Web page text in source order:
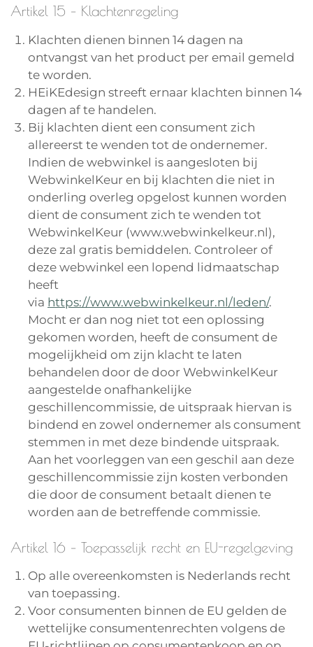
Artikel 15 – Klachtenregeling
Klachten dienen binnen 14 dagen na
ontvangst van het product per email gemeld
te worden.
HEiKEdesign streeft ernaar klachten binnen 14
dagen af te handelen.
Bij klachten dient een consument zich
allereerst te wenden tot de ondernemer.
Indien de webwinkel is aangesloten bij
WebwinkelKeur en bij klachten die niet in
onderling overleg opgelost kunnen worden
dient de consument zich te wenden tot
WebwinkelKeur (www.webwinkelkeur.nl),
deze zal gratis bemiddelen. Controleer of
deze webwinkel een lopend lidmaatschap
heeft
via https://www.webwinkelkeur.nl/leden/.
Mocht er dan nog niet tot een oplossing
gekomen worden, heeft de consument de
mogelijkheid om zijn klacht te laten
behandelen door de door WebwinkelKeur
aangestelde onafhankelijke
geschillencommissie, de uitspraak hiervan is
bindend en zowel ondernemer als consument
stemmen in met deze bindende uitspraak.
Aan het voorleggen van een geschil aan deze
geschillencommissie zijn kosten verbonden
die door de consument betaalt dienen te
worden aan de betreffende commissie.
Artikel 16 – Toepasselijk recht en EU-regelgeving
Op alle overeenkomsten is Nederlands recht
van toepassing.
Voor consumenten binnen de EU gelden de
wettelijke consumentenrechten volgens de